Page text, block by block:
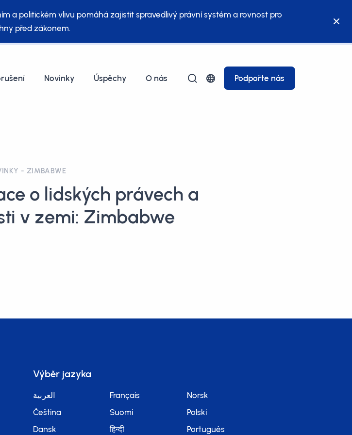
a politickém vlivu pomáhá zajistit spravedlivý právní systém a rovnost pro
před zákonem.
Novinky Úspěchy O nás Podpořte nás
- ZIMBABWE
o lidských právech a
v zemi: Zimbabwe
Výběr jazyka
العربية
Čeština
Dansk
Français
Suomi
हिन्दी
Norsk
Polski
Português